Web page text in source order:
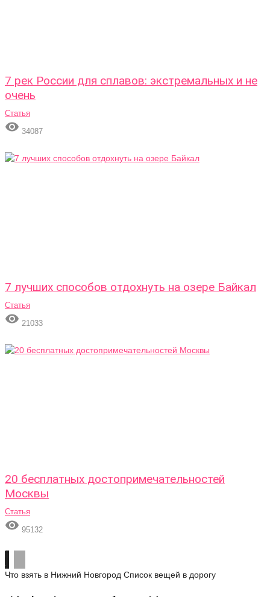
7 рек России для сплавов: экстремальных и не
очень
Статья
 34087
7 лучших способов отдохнуть на озере Байкал
Статья
 21033
20 бесплатных достопримечательностей
Москвы
Статья
 95132
Что взять в Нижний Новгород Список вещей в дорогу